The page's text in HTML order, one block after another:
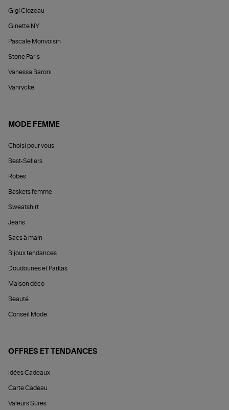
Gigi Clozeau
Ginette NY
Pascale Monvoisin
Stone Paris
Vanessa Baroni
Vanrycke
MODE FEMME
Choisi pour vous
Best-Sellers
Robes
Baskets femme
Sweatshirt
Jeans
Sacs à main
Bijoux tendances
Doudounes et Parkas
Maison déco
Beauté
Conseil Mode
OFFRES ET TENDANCES
Idées Cadeaux
Carte Cadeau
Valeurs Sûres